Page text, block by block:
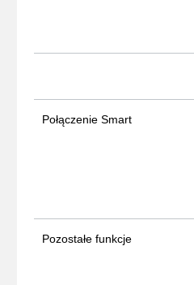
Połączenie Smart
Pozostałe funkcje